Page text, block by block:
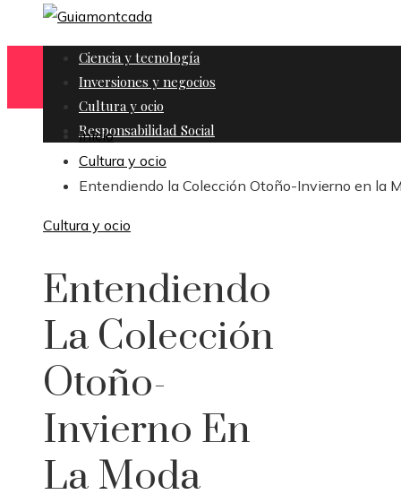
Ciencia y tecnología
Inversiones y negocios
Cultura y ocio
Responsabilidad Social
Inicio
Cultura y ocio
Entendiendo la Colección Otoño-Invierno en la
Cultura y ocio
Entendiendo
La Colección
Otoño-
Invierno En
La Moda